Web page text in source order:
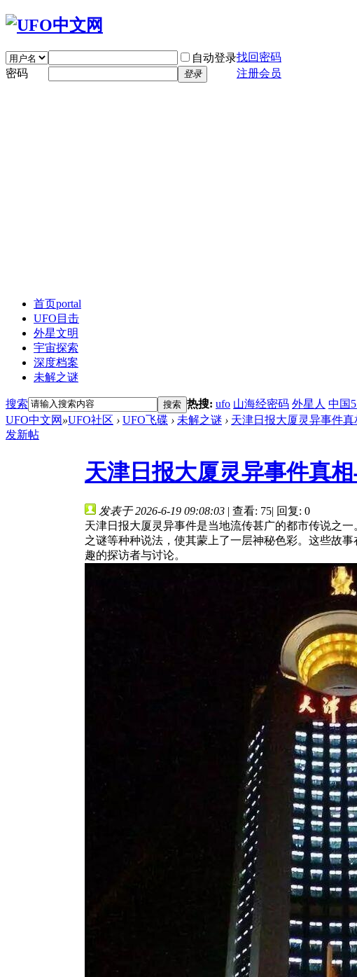
自动登录找回密码
密码
登录 注册会员
首页portal
UFO目击
外星文明
宇宙探索
深度档案
未解之谜
搜索 搜索 热搜: ufo 山海经密码 外星人 中国
UFO中文网 »UFO社区 › UFO飞碟 › 未解之谜 › 天津日报大厦灵异事件
发新帖
天津日报大厦灵异事件真
发表于 2026-6-19 09:08:03 | 查看: 75| 回复: 0
天津日报大厦灵异事件是当地流传甚广的都市传说之
之谜等种种说法，使其蒙上了一层神秘色彩。这些故
趣的探访者与讨论。